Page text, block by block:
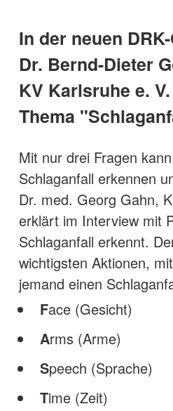
In der neuen
Dr. Bernd-Dieter
KV Karlsruhe e.
Thema
Mit nur drei Fragen
Schlaganfall erkennen
Dr. med. Georg Gahn,
erklärt im Interview mit
Schlaganfall erkennt.
wichtigsten Aktionen,
jemand einen
Face (Gesicht)
Arms (Arme)
Speech (Sprache)
Time (Zeit)